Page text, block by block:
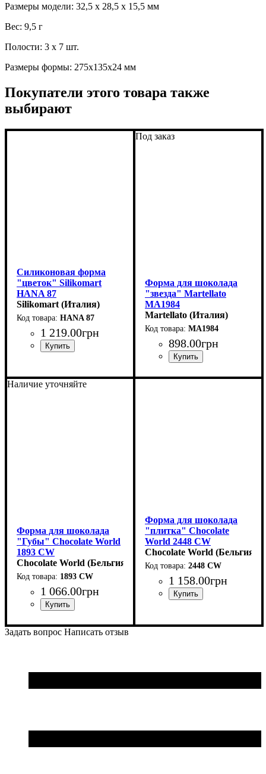
Размеры модели: 32,5 x 28,5 x 15,5 мм
Вес: 9,5 г
Полости: 3 x 7 шт.
Размеры формы: 275x135x24 мм
Покупатели этого товара также
выбирают
Силиконовая форма
"цветок" Silikomart
HANA 87
(d72мм,h30мм,87мл)
Silikomart (Италия)
HANA 87
1 219.00грн
Под заказ
Форма для шоколада
"звезда" Martellato
MA1984
(40x42мм,h16мм,10гр)
Martellato (Италия)
MA1984
898.00грн
Наличие уточняйте
Форма для шоколада
"Губы" Chocolate World
1893 CW
(43x23x13мм,8гр)
Chocolate World (Бельгия)
1893 CW
1 066.00грн
Форма для шоколада
"плитка" Chocolate
World 2448 CW
(148x74x8мм,80гр)
Chocolate World (Бельгия)
2448 CW
1 158.00грн
Задать вопрос Написать отзыв